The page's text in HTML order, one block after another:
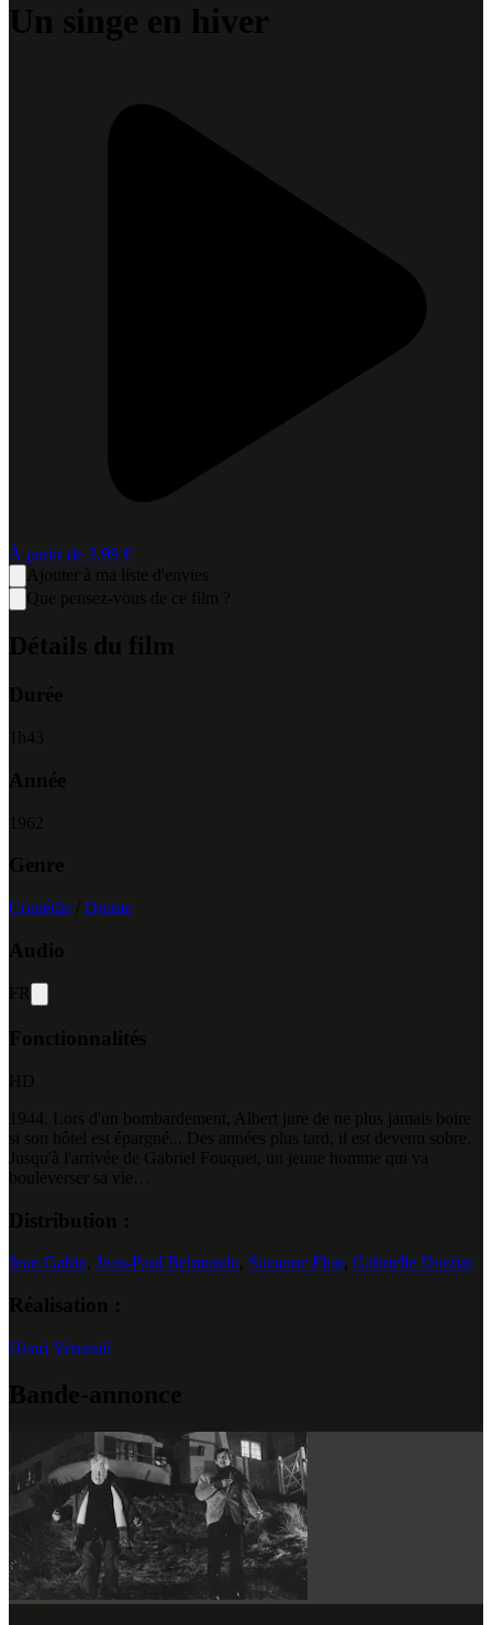
Un singe en hiver
À partir de 2,99 €
Ajouter à ma liste d'envies
Que pensez-vous de ce film ?
Détails du film
Durée
43
Année
1962
Genre
Comédie Drame
Audio
FR
Fonctionnalités
HD
1944. Lors d'un bombardement, Albert jure de ne plus jamais boire
si son hôtel est épargné... Des années plus tard, il est devenu sobre.
Jusqu'à l'arrivée de Gabriel Fouquet, un jeune homme qui va
bouleverser sa vie…
Distribution :
Jean Gabin Jean-Paul Belmondo Suzanne Flon Gabrielle Dorziat
Réalisation :
Henri Verneuil
Bande-annonce